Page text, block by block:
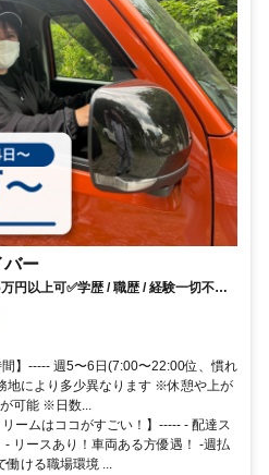
バー
円以上可✅学歴 / 職歴 / 経験一切不
】----- 週5〜6日(7:00〜22:00位、慣れ
地により多少異なります ※休憩や上が
可能 ※日数...
ームはココがすごい！】----- - 配達ス
リースあり！車両ある方優遇！ -週払
働ける職場環境 ...